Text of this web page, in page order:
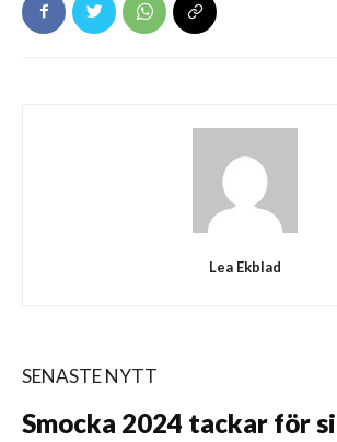
Lea Ekblad
SENASTE NYTT
Smocka 2024 tackar för